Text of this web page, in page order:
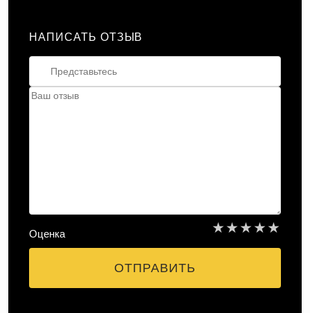
НАПИСАТЬ ОТЗЫВ
Оценка ★
★
★
★
★
ОТПРАВИТЬ